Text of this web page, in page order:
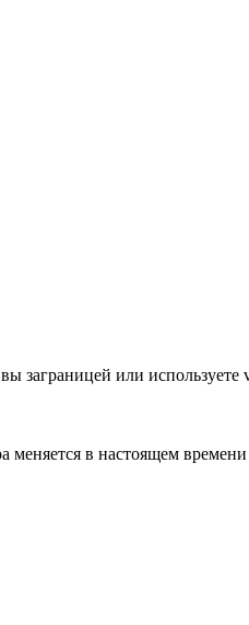
заграницей или используете
меняется в настоящем времени